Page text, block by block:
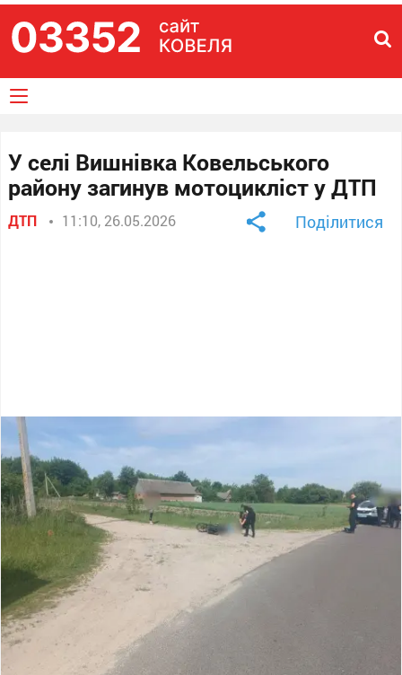
У селі Вишнівка Ковельського
району загинув мотоцикліст у ДТП
ДТП 11:10, 26.05.2026 Поділитися